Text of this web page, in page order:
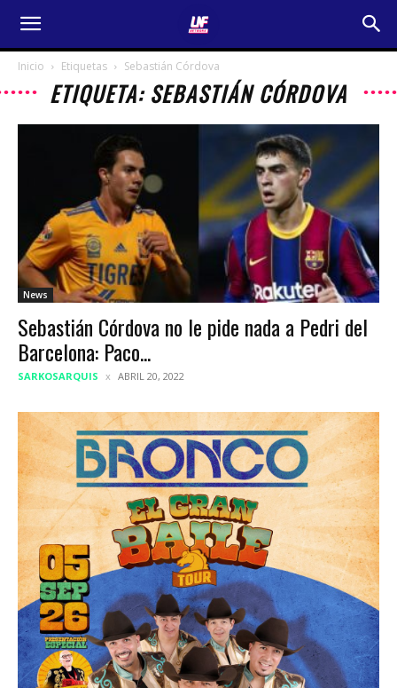
Inicio Etiquetas Sebastián Córdova
ETIQUETA: SEBASTIÁN CÓRDOVA
News
Sebastián Córdova no le pide nada a Pedri del
Barcelona: Paco...
SARKOSARQUIS ABRIL 20, 2022